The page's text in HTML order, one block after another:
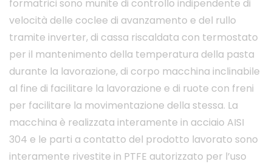
formatrici sono munite di controllo indipendente di
velocità delle coclee di avanzamento e del rullo
tramite inverter, di cassa riscaldata con termostato
per il mantenimento della temperatura della pasta
durante la lavorazione, di corpo macchina inclinabile
al fine di facilitare la lavorazione e di ruote con freni
per facilitare la movimentazione della stessa. La
macchina è realizzata interamente in acciaio AISI
304 e le parti a contatto del prodotto lavorato sono
interamente rivestite in PTFE autorizzato per l’uso